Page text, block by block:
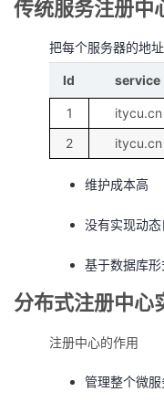
传统服务注册中
把每个服务器的地
Id service
1 itycu.cn
2
itycu.cn
维护成本高
没有实现动
基于数据库
分布式注册中心
注册中心的作用
管理整个微